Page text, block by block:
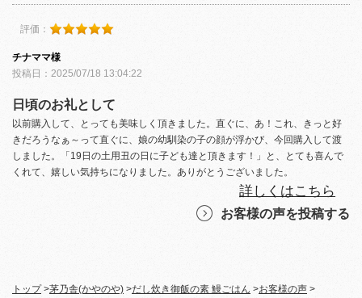
評価：
チナママ様
投稿日：2025/07/18 13:04:22
日頃のお礼として
以前購入して、とっても美味しく頂きました。直ぐに、あ！これ、きっと好
きだろうなぁ～って直ぐに、娘の幼馴染の子の顔が浮かび、今回購入して渡
しました。「19日の土用丑の日に子ども達と頂きます！」と、とても喜んで
くれて、嬉しい気持ちになりました。ありがとうございました。
詳しくはこちら
お客様の声を投稿する
トップ>茅乃舎(かやのや) >だし炊き御飯の素 鰻ごはん >お客様の声 >